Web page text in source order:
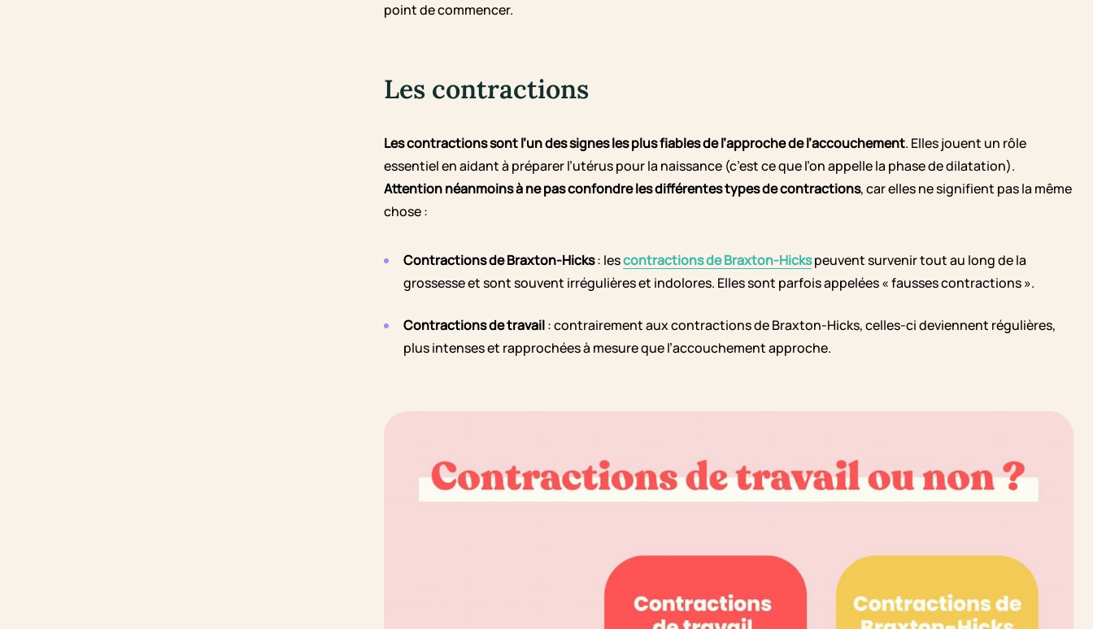
point de commencer.
Les contractions
Les contractions sont l’un des signes les plus fiables de l’approche de l’accouchement. Elles jouent un rôle
essentiel en aidant à préparer l’utérus pour la naissance (c’est ce que l’on appelle la phase de dilatation).
Attention néanmoins à ne pas confondre les différentes types de contractions, car elles ne signifient pas la même
chose :
Contractions de Braxton-Hicks: lescontractions de Braxton-Hickspeuvent survenir tout au long de la
grossesse et sont souvent irrégulières et indolores. Elles sont parfois appelées « fausses contractions ».
Contractions de travail: contrairement aux contractions de Braxton-Hicks, celles-ci deviennent régulières,
plus intenses et rapprochées à mesure que l’accouchement approche.